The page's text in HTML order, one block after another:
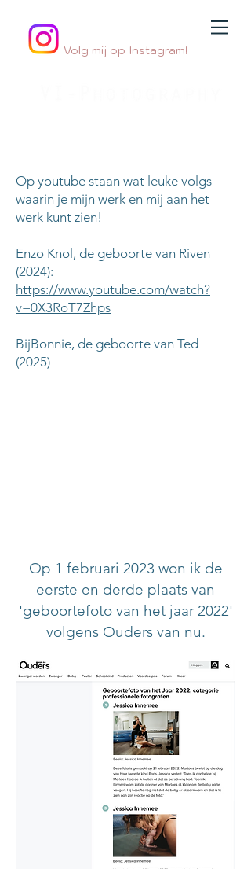
Volg mij op Instagram!
Op youtube staan wat leuke volgs
waarin je mijn werk en mij aan het
werk kunt zien!
Enzo Knol, de geboorte van Riven
(2024):
https://www.youtube.com/watch?
v=0X3RoT7Zhps
BijBonnie, de geboorte van Ted
(2025)
Op 1 februari 2023 won ik de
eerste en derde plaats van
'geboortefoto van het jaar 2022'
volgens Ouders van nu.